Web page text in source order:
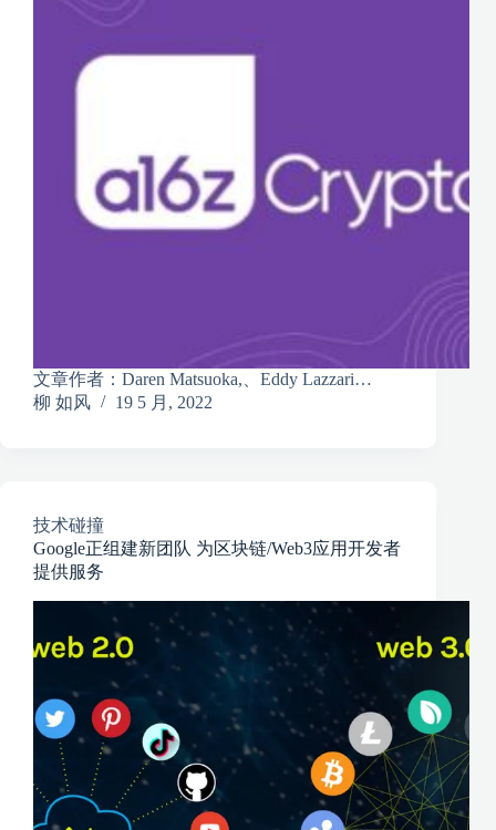
文章作者：Daren Matsuoka,、Eddy Lazzari…
柳 如风
19 5 月, 2022
技术碰撞
Google正组建新团队 为区块链/Web3应用开发者
提供服务